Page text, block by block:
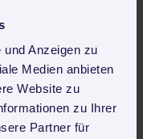
Anzeigen zu
Medien anbieten
Website zu
zu Ihrer
Partner für
den
BOBSIEN